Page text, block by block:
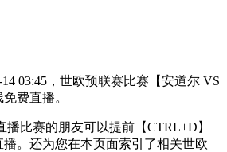
03:45，世欧预联赛比赛【安道尔 VS
费直播。
比赛的朋友可以提前【CTRL+D】
。还为您在本页面索引了相关世欧